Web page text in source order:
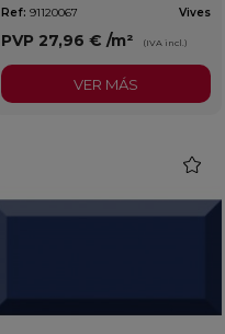
Ref: 91120067 Vives
PVP 27,96 € /m² (IVA incl.)
VER MÁS